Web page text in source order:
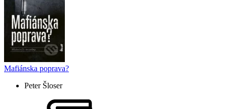
Mafiánska poprava?
Peter Šloser